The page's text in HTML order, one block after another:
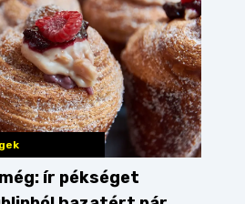
húsleves rántott sajt
ír pékséget